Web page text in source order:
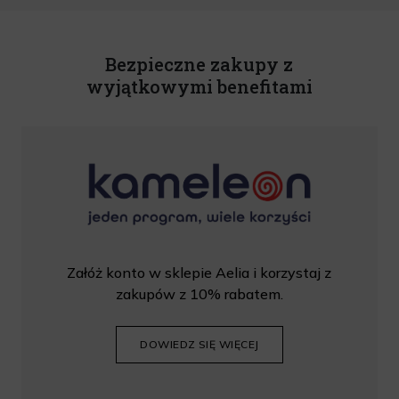
Bezpieczne zakupy z
wyjątkowymi benefitami
Załóż konto w sklepie Aelia i korzystaj z
zakupów z 10% rabatem.
DOWIEDZ SIĘ WIĘCEJ